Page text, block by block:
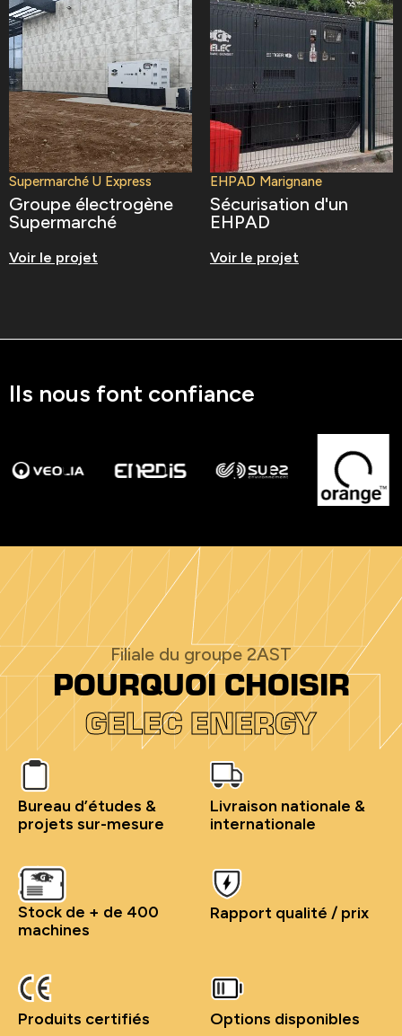
Supermarché U Express
Groupe électrogène
Supermarché
Voir le projet
EHPAD Marignane
Sécurisation d'un
EHPAD
Voir le projet
Ils nous font confiance
Filiale du groupe 2AST
POURQUOI CHOISIR
GELEC ENERGY
Bureau d’études &
projets sur-mesure
Livraison nationale &
internationale
Stock de + de 400
machines
Rapport qualité / prix
Produits certifiés Options disponibles